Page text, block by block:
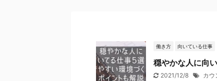
働き方 向いている仕事
穏やかな人に向
2021/12/8 カウ